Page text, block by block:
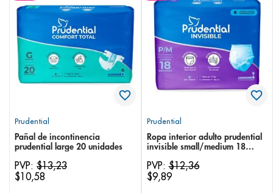
Prudential
Pañal de incontinencia
prudential large 20 unidades
PVP: $13,23
$10,58
Prudential
Ropa interior adulto prudential
invisible small/medium 18
PVP:$12,36
$9,89